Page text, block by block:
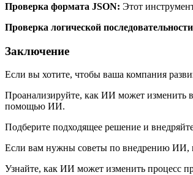
Проверка формата JSON: Этот
Проверка логической
Заключение
Если вы хотите, чтобы ваша компания
Проанализируйте, как ИИ может изменить
помощью ИИ.
Подберите подходящее решение и
Если вам нужны советы по внедрению ИИ,
Узнайте, как ИИ может изменить процесс